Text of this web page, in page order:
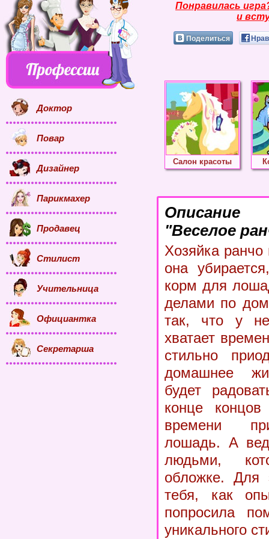
Понравилась
и
Поделиться
Салон красоты
"Веселое
Хозяйка ранчо
она
корм для
делами по
так, что у
хватает
стильно
домашнее
будет
конце
времени
лошадь. А
людьми,
обложке. Для
тебя, как
попросила
уникального
Доктор
Повар
Дизайнер
Парикмахер
Продавец
Стилист
Учительница
Официантка
Секретарша